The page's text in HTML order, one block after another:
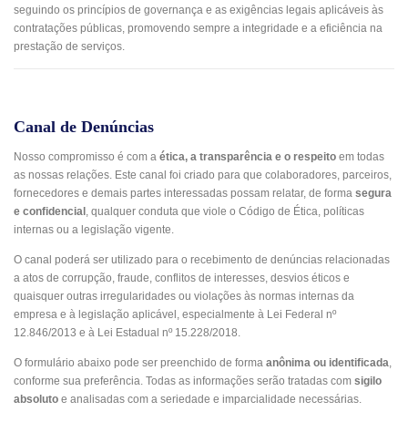
seguindo os princípios de governança e as exigências legais aplicáveis às
contratações públicas, promovendo sempre a integridade e a eficiência na
prestação de serviços.
Canal de Denúncias
Nosso compromisso é com a ética, a transparência e o respeito em todas
as nossas relações. Este canal foi criado para que colaboradores, parceiros,
fornecedores e demais partes interessadas possam relatar, de forma segura
e confidencial , qualquer conduta que viole o Código de Ética, políticas
internas ou a legislação vigente.
O canal poderá ser utilizado para o recebimento de denúncias relacionadas
a atos de corrupção, fraude, conflitos de interesses, desvios éticos e
quaisquer outras irregularidades ou violações às normas internas da
empresa e à legislação aplicável, especialmente à Lei Federal nº
12.846/2013 e à Lei Estadual nº 15.228/2018.
O formulário abaixo pode ser preenchido de forma anônima ou identificada,
conforme sua preferência. Todas as informações serão tratadas com sigilo
absoluto e analisadas com a seriedade e imparcialidade necessárias.